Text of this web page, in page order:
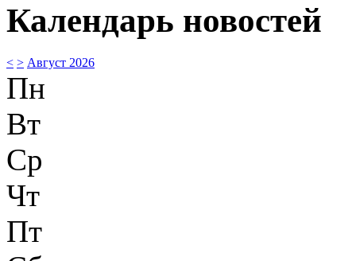
Календарь новостей
< > Август 2026
Пн
Вт
Ср
Чт
Пт